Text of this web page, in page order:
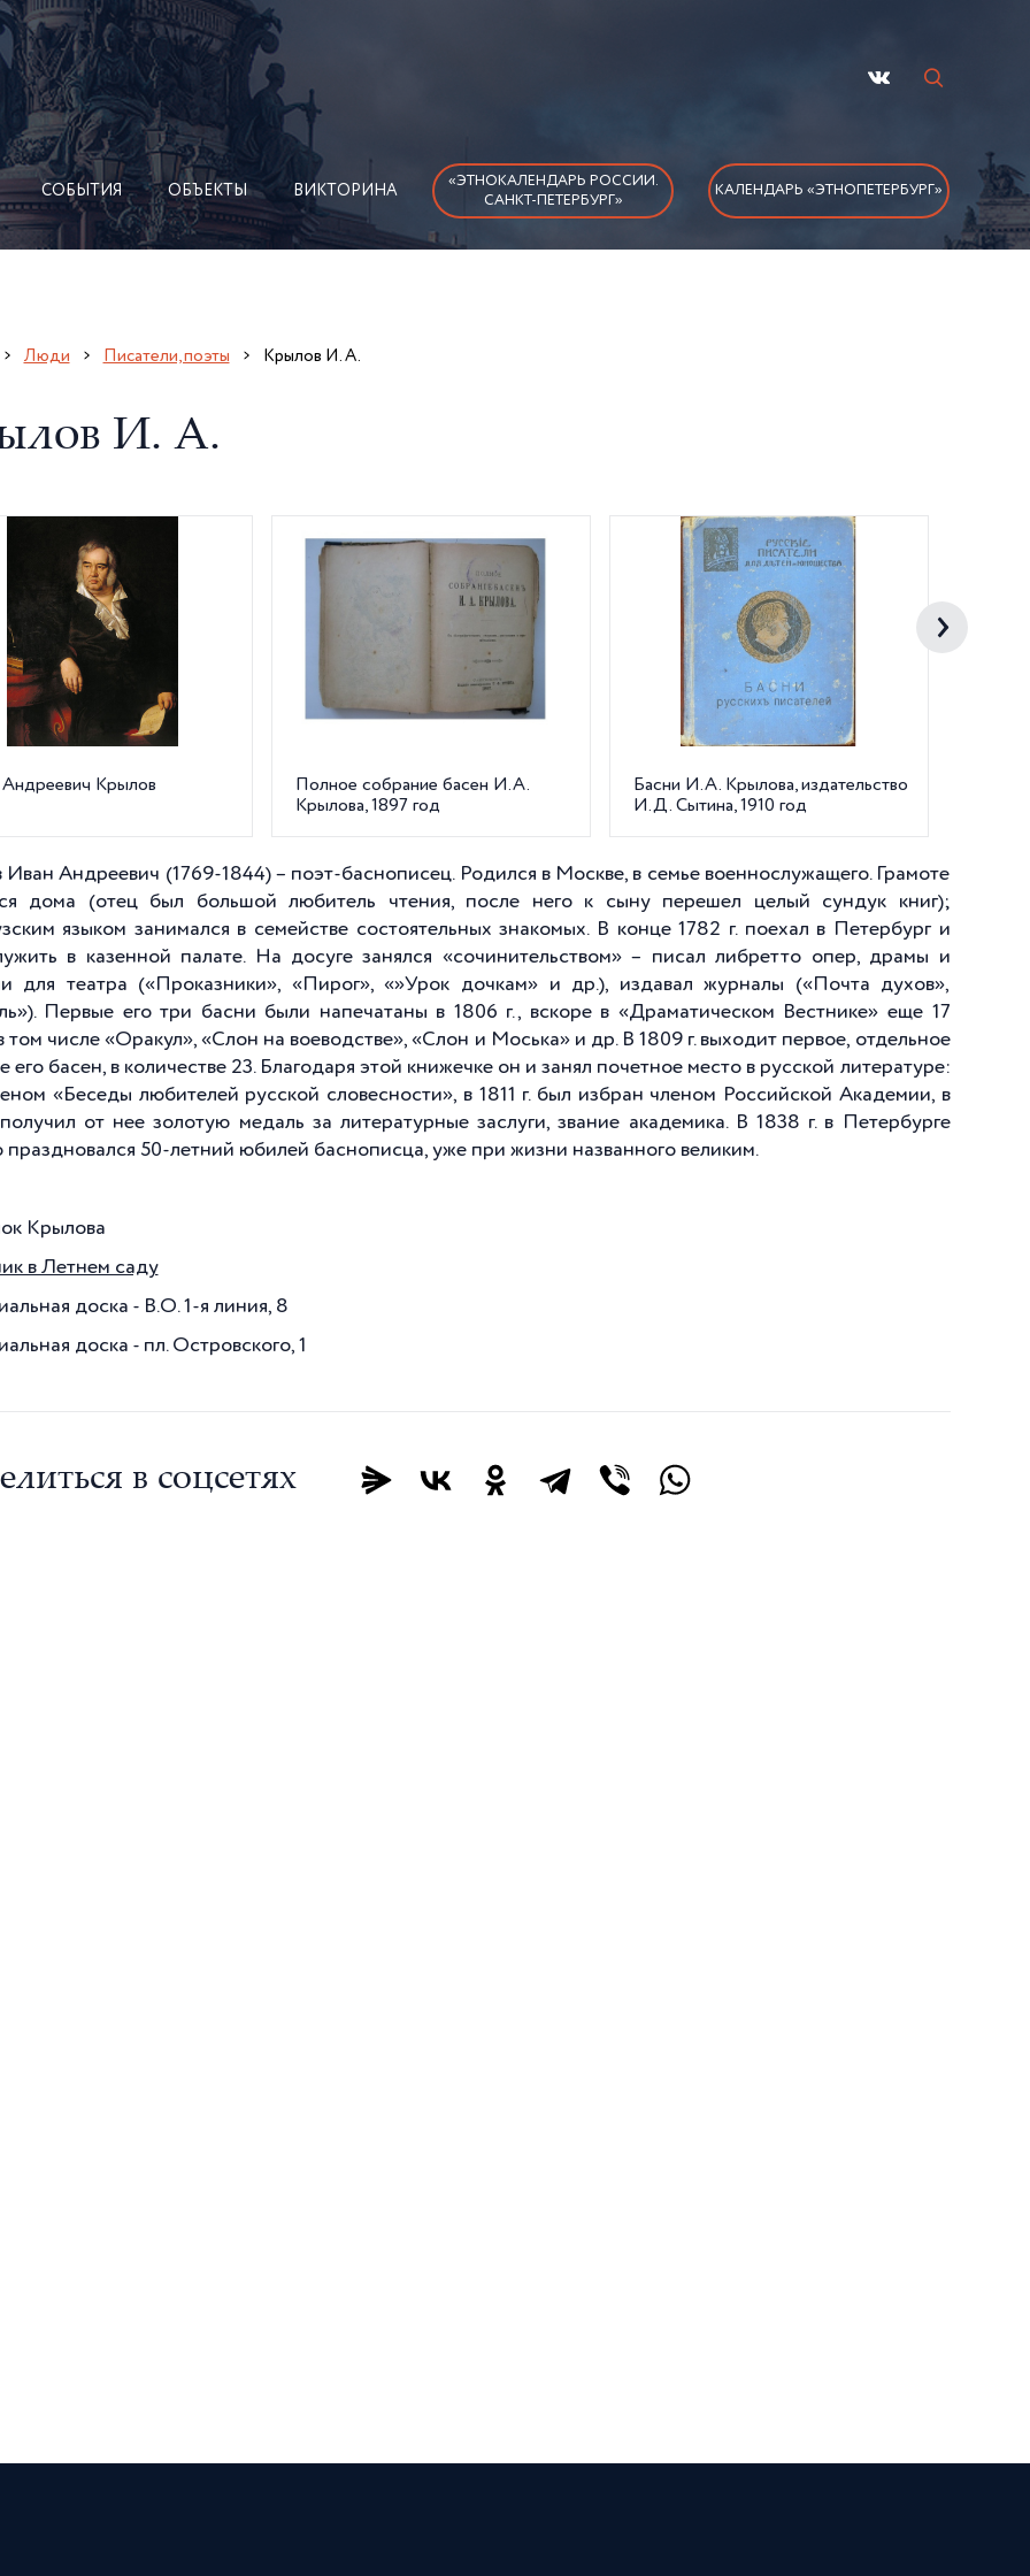
СОБЫТИЯ ОБЪЕКТЫ ВИКТОРИНА
«ЭТНОКАЛЕНДАРЬ РОССИИ.
САНКТ-ПЕТЕРБУРГ»
КАЛЕНДАРЬ «ЭТНОПЕТЕРБУРГ»
Люди Писатели, поэты Крылов И. А.
И. А.
Андреевич Крылов
Полное собрание басен И.А.
Крылова, 1897 год
Басни И.А. Крылова, издательство
И.Д. Сытина, 1910 год
Иван Андреевич (1769-1844) – поэт-баснописец. Родился в Москве, в семье военнослужащего. Грамоте
дома (отец был большой любитель чтения, после него к сыну перешел целый сундук книг);
языком занимался в семействе состоятельных знакомых. В конце1782 г. поехал в Петербург и
в казенной палате. На досуге занялся «сочинительством» – писал либретто опер, драмы и
для театра («Проказники», «Пирог», «»Урок дочкам» и др.), издавал журналы («Почта духов»,
Первые его три басни были напечатаны в 1806 г., вскоре в «Драматическом Вестнике» еще 17
том числе «Оракул», «Слон на воеводстве», «Слон и Моська» и др. В1809 г. выходит первое, отдельное
его басен, в количестве 23. Благодаря этой книжечке он и занял почетное место в русской литературе:
«Беседы любителей русской словесности», в 1811 г. был избран членом Российской Академии, в
от нее золотую медаль за литературные заслуги, звание академика. В 1838 г. в Петербурге
праздновался 50-летний юбилей баснописца, уже при жизни названного великим.
Крылова
в Летнем саду
доска - В.О. 1-я линия, 8
доска - пл. Островского, 1
в соцсетях